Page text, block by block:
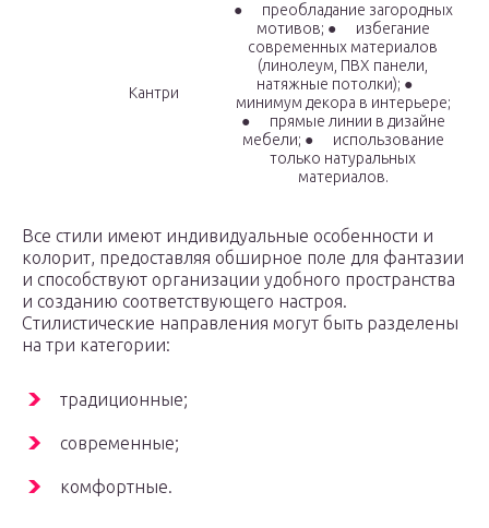
Кантри
● преобладание загородных
мотивов; ● избегание
современных материалов
(линолеум, ПВХ панели,
натяжные потолки); ●
минимум декора в интерьере;
● прямые линии в дизайне
мебели; ● использование
только натуральных
материалов.
Все стили имеют индивидуальные особенности и
колорит, предоставляя обширное поле для фантазии
и способствуют организации удобного пространства
и созданию соответствующего настроя.
Стилистические направления могут быть разделены
на три категории:
традиционные;
современные;
комфортные.